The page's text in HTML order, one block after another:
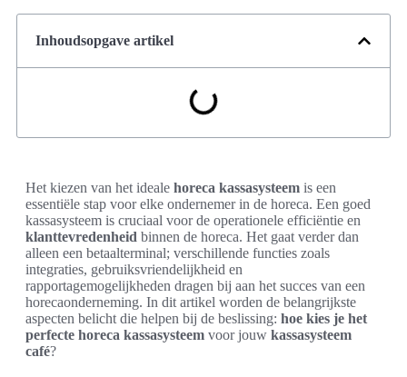
Inhoudsopgave artikel
Het kiezen van het ideale horeca kassasysteem is een
essentiële stap voor elke ondernemer in de horeca. Een goed
kassasysteem is cruciaal voor de operationele efficiëntie en
klanttevredenheid binnen de horeca. Het gaat verder dan
alleen een betaalterminal; verschillende functies zoals
integraties, gebruiksvriendelijkheid en
rapportagemogelijkheden dragen bij aan het succes van een
horecaonderneming. In dit artikel worden de belangrijkste
aspecten belicht die helpen bij de beslissing: hoe kies je het
perfecte horeca kassasysteem voor jouw kassasysteem
café?